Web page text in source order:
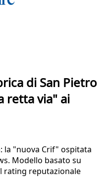
di San Pietro
retta via" ai
la "nuova Crif" ospitata
Modello basato su
rating reputazionale